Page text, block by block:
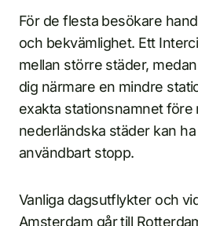
För de flesta besökare
och bekvämlighet. Ett
mellan större städer,
dig närmare en mindre
exakta stationsnamnet före
nederländska städer kan
användbart stopp.
Vanliga dagsutflykter och
Amsterdam går till